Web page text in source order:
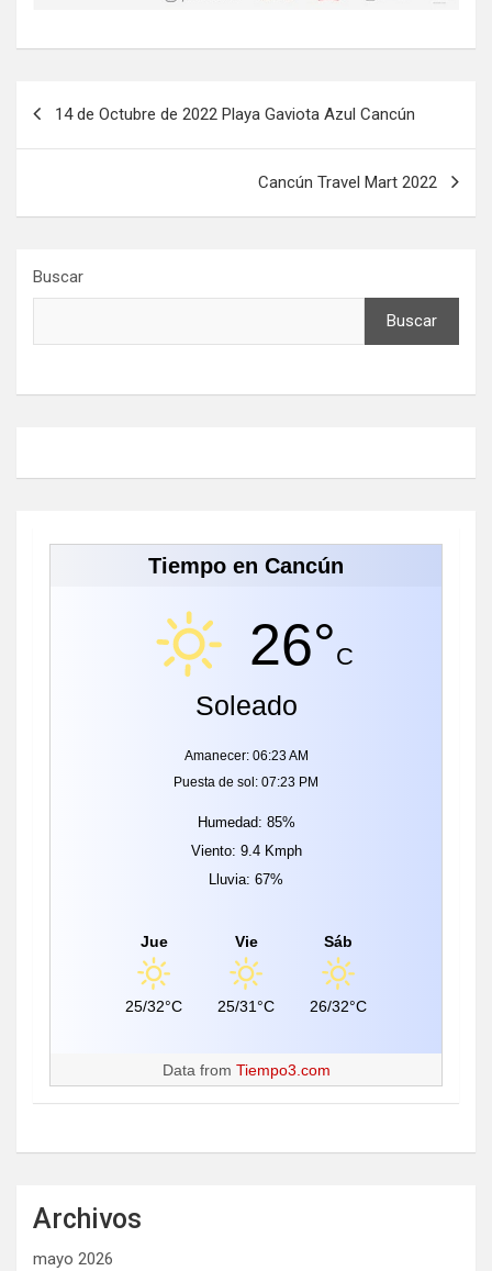
14 de Octubre de 2022 Playa Gaviota Azul Cancún
Cancún Travel Mart 2022
Buscar
Buscar
Tiempo en Cancún
26°C
Soleado
Amanecer: 06:23 AM
Puesta de sol: 07:23 PM
Humedad: 85%
Viento: 9.4 Kmph
Lluvia: 67%
Jue
25/32°C
Vie
25/31°C
Sáb
26/32°C
Data from Tiempo3.com
Archivos
mayo 2026